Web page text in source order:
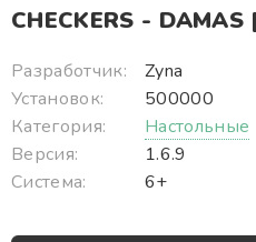
CHECKERS -
Разработчик:
Zyna
Установок:
500000
Категория:
Настольные
Версия:
1.6.9
Система:
6+